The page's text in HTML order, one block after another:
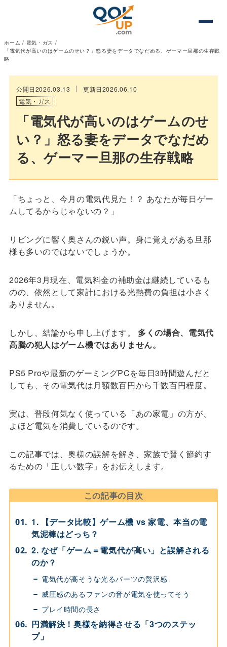
ホーム / 電気・ガス /
「電気代が高いのはゲームのせい？」怒る妻をデータでなだめる、ゲーマー旦那の生存戦
略
公開日2026.03.13
更新日2026.06.10
電気・ガス
「電気代が高いのはゲームのせ
い？」怒る妻をデータでなだめ
る、ゲーマー旦那の生存戦略
「ちょっと、今月の電気代見た！？ あなたが毎日ゲー
ムしてるからじゃないの？」
リビングに響く奥さんの鋭い声。身に覚えがある旦那
様も多いのではないでしょうか。
2026年3月現在、電気料金の補助金は継続しているも
のの、依然として家計における光熱費の負担は小さく
ありません。
しかし、結論から申し上げます。 多くの場合、電気代
高騰の犯人はゲーム機ではありません。
PS5 Proや最新のゲーミングPCを毎日3時間遊んだと
しても、その電気代は月額数百円から千数百円程度。
実は、普段何気なく使っている「あの家電」の方が、
よほど電気を消費しているのです。
この記事では、奥様の誤解を解き、家族で賢く節約す
るための「正しい数字」をお伝えします。
この記事の目次
1. 【データ比較】ゲーム機 vs 家電、本当の電
気泥棒はどっち？
2. なぜ「ゲーム＝電気代が高い」と誤解される
のか？
電気代が高そうな光るパーツの贅沢感
威圧感のあるファンの音が電気を使ってそう
プレイ時間の長さ
円満解決！奥様を納得させる「3つのステッ
プ」